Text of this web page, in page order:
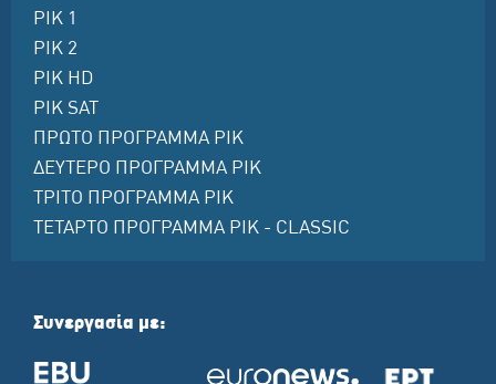
ΡΙΚ 1
ΡΙΚ 2
ΡΙΚ HD
ΡΙΚ SAT
ΠΡΩΤΟ ΠΡΟΓΡΑΜΜΑ ΡΙΚ
ΔΕΥΤΕΡΟ ΠΡΟΓΡΑΜΜΑ ΡΙΚ
ΤΡΙΤΟ ΠΡΟΓΡΑΜΜΑ ΡΙΚ
ΤΕΤΑΡΤΟ ΠΡΟΓΡΑΜΜΑ ΡΙΚ - CLASSIC
Συνεργασία με: